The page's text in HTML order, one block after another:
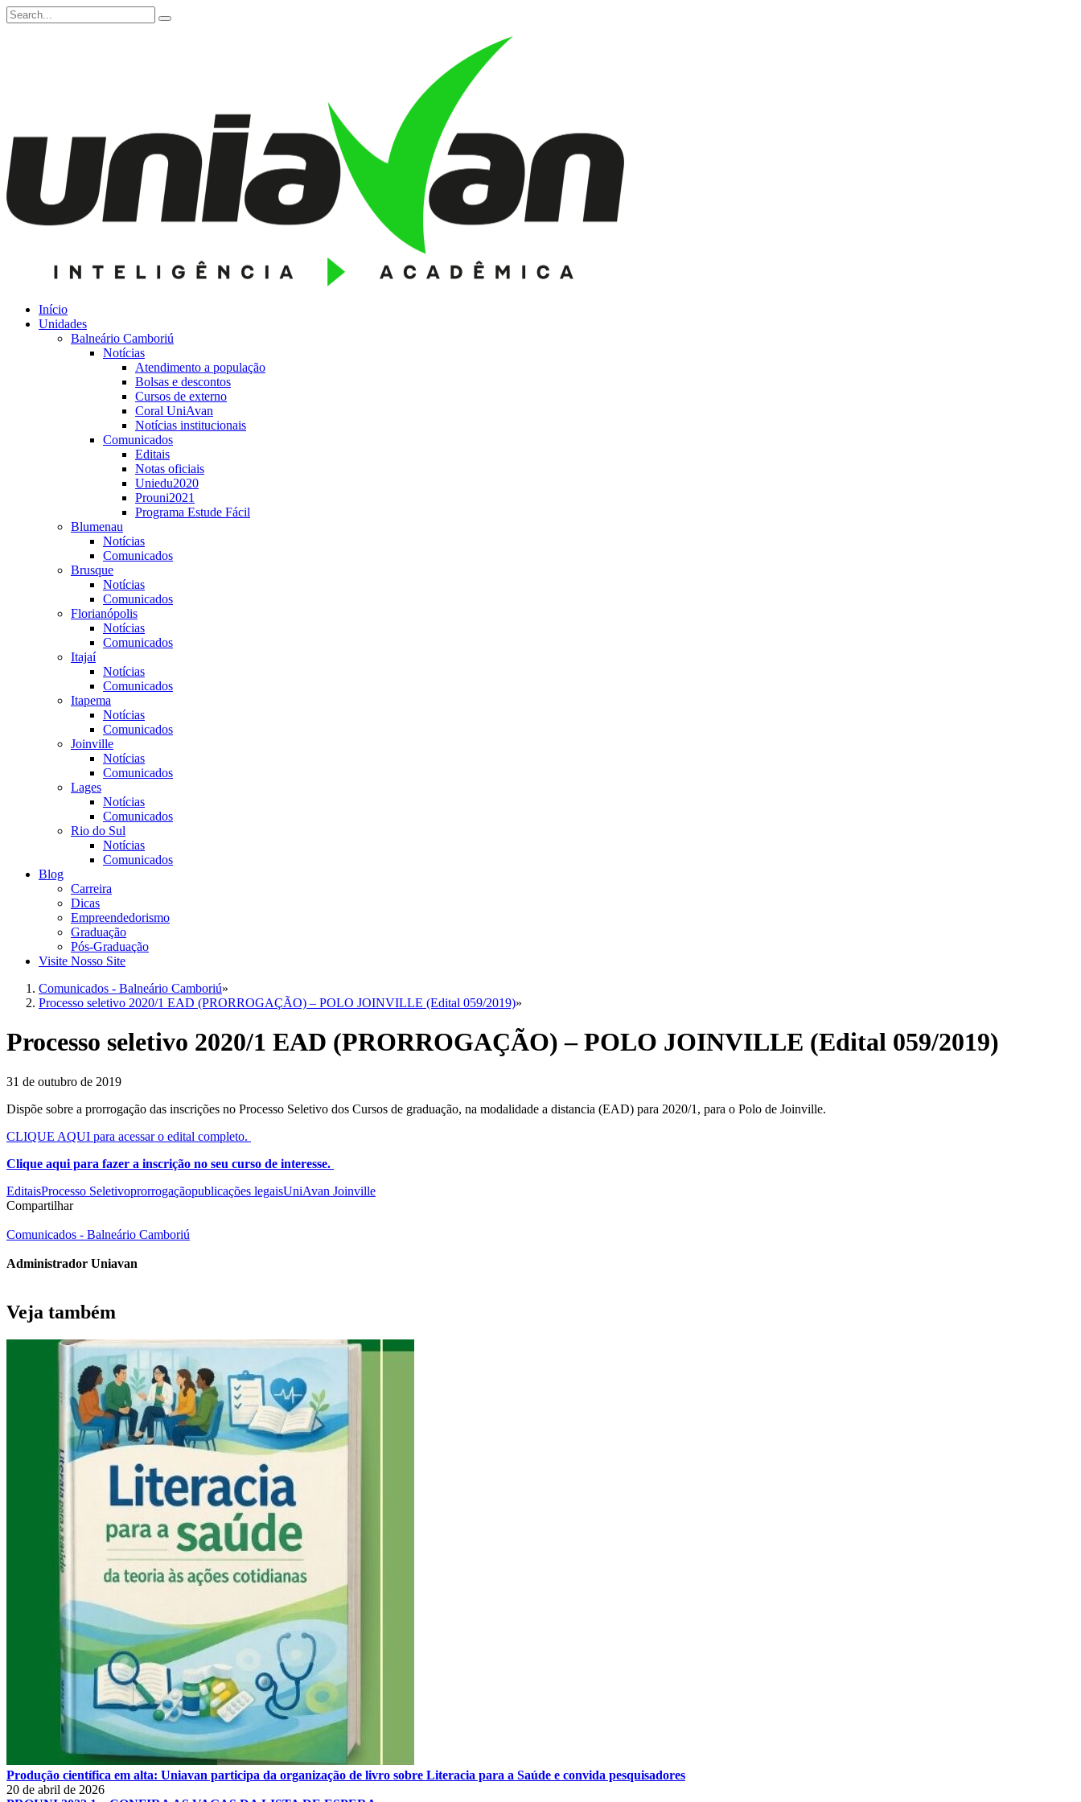
Início
Unidades
Balneário Camboriú
Notícias
Atendimento a população
Bolsas e descontos
Cursos de externo
Coral UniAvan
Notícias institucionais
Comunicados
Editais
Notas oficiais
Uniedu2020
Prouni2021
Programa Estude Fácil
Blumenau
Notícias
Comunicados
Brusque
Notícias
Comunicados
Florianópolis
Notícias
Comunicados
Itajaí
Notícias
Comunicados
Itapema
Notícias
Comunicados
Joinville
Notícias
Comunicados
Lages
Notícias
Comunicados
Rio do Sul
Notícias
Comunicados
Blog
Carreira
Dicas
Empreendedorismo
Graduação
Pós-Graduação
Visite Nosso Site
Comunicados - Balneário Camboriú»
Processo seletivo 2020/1 EAD (PRORROGAÇÃO) – POLO JOINVILLE (Edital 059/2019)»
Processo seletivo 2020/1 EAD (PRORROGAÇÃO) – POLO JOINVILLE (Edital 059/2019)
31 de outubro de 2019
Dispõe sobre a prorrogação das inscrições no Processo Seletivo dos Cursos de graduação, na modalidade a distancia (EAD) para 2020/1, para o Polo de Joinville.
CLIQUE AQUI para acessar o edital completo.
Clique aqui para fazer a inscrição no seu curso de interesse.
EditaisProcesso Seletivoprorrogaçãopublicações legaisUniAvan Joinville
Compartilhar
Comunicados - Balneário Camboriú
Administrador Uniavan
Veja também
Produção científica em alta: Uniavan participa da organização de livro sobre Literacia para a Saúde e convida pesquisadores
20 de abril de 2026